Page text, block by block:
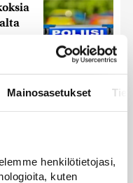
Mainosasetukset
henkilötietojasi,
kuten